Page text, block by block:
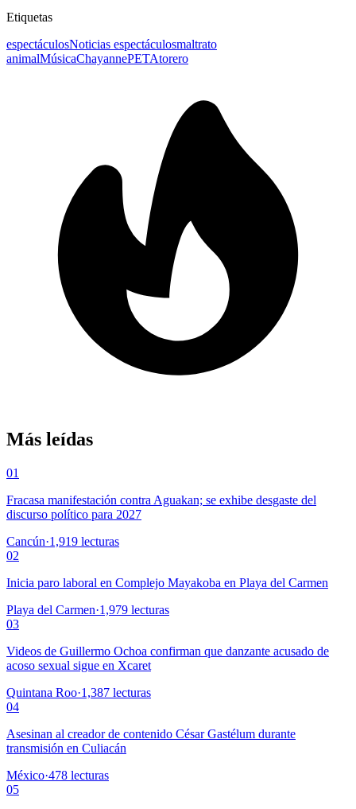
Etiquetas
espectáculosNoticias espectáculosmaltrato
animalMúsicaChayannePETAtorero
Más leídas
01
Fracasa manifestación contra Aguakan; se exhibe desgaste del
discurso político para 2027
Cancún·1,919 lecturas
02
Inicia paro laboral en Complejo Mayakoba en Playa del Carmen
Playa del Carmen·1,979 lecturas
03
Videos de Guillermo Ochoa confirman que danzante acusado de
acoso sexual sigue en Xcaret
Quintana Roo·1,387 lecturas
04
Asesinan al creador de contenido César Gastélum durante
transmisión en Culiacán
México·478 lecturas
05